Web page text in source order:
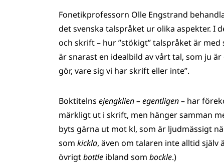
Fonetikprofessorn Olle Engstrand
det svenska talspråket ur olika aspekter. I
och skrift – hur ”stökigt” talspråket är
är snarast en idealbild av vårt tal, som ju
gör, vare sig vi har skrift eller inte”.
Boktitelns ejengklien – egentligen– har
märkligt ut i skrift, men hänger samman
byts gärna ut mot kl, som är ljudmässigt
som kickla, även om talaren inte alltid
övrigtbottle ibland som bockle.)